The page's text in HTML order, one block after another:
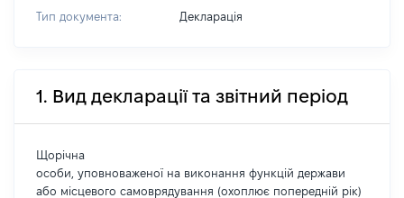
Тип документа: Декларація
1. Вид декларації та звітний період
Щорічна
особи, уповноваженої на виконання функцій держави
або місцевого самоврядування (охоплює попередній рік)